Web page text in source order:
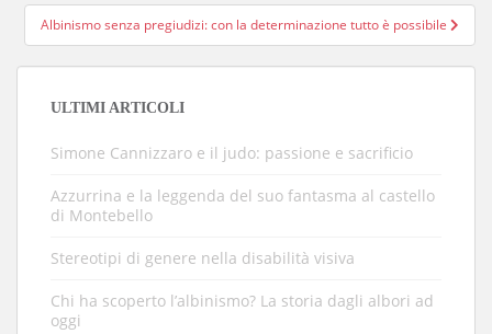
Albinismo senza pregiudizi: con la determinazione tutto è possibile
ULTIMI ARTICOLI
Simone Cannizzaro e il judo: passione e sacrificio
Azzurrina e la leggenda del suo fantasma al castello
di Montebello
Stereotipi di genere nella disabilità visiva
Chi ha scoperto l’albinismo? La storia dagli albori ad
oggi